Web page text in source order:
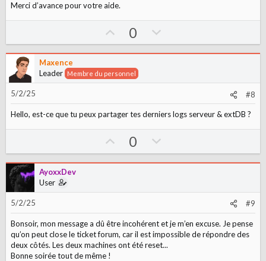
Merci d’avance pour votre aide.
p
v
o
t
e
0
o
w
v
o
t
e
Maxence
Leader
Membre du personnel
5/2/25 #8
Hello, est-ce que tu peux partager tes derniers logs serveur & extDB ?
p
v
t
e
0
o
w
v
o
t
e
AyoxxDev
User
5/2/25 #9
Bonsoir, mon message a dû être incohérent et je m’en excuse. Je pense
qu’on peut close le ticket forum, car il est impossible de répondre des
deux côtés. Les deux machines ont été reset...
Bonne soirée tout de même !